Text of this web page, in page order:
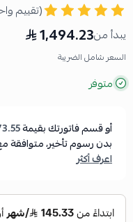
(تقييم
يبدأ من1,494.23
السعر شامل الضريبة
متوفر
أو قسم فاتورتك بقيمة
بدون رسوم تأخير، متوافقة
اعرف أكثر